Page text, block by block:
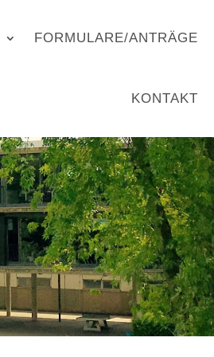
FORMULARE/ANTRÄGE
KONTAKT